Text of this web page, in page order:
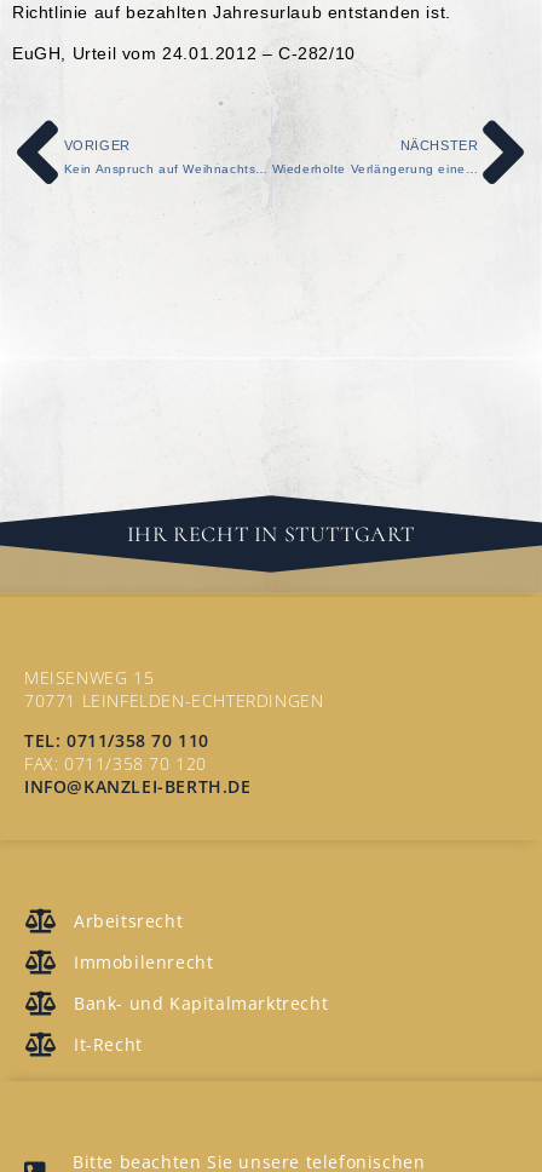
Richtlinie auf bezahlten Jahresurlaub entstanden ist.
EuGH, Urteil vom 24.01.2012 – C-282/10
VORIGER NÄCHSTER
IHR RECHT IN STUTTGART
MEISENWEG 15
70771 LEINFELDEN-ECHTERDINGEN
TEL: 0711/358 70 110
FAX: 0711/358 70 120
INFO@KANZLEI-BERTH.DE
Arbeitsrecht
Immobilenrecht
Bank- und Kapitalmarktrecht
It-Recht
Bitte beachten Sie unsere telefonischen